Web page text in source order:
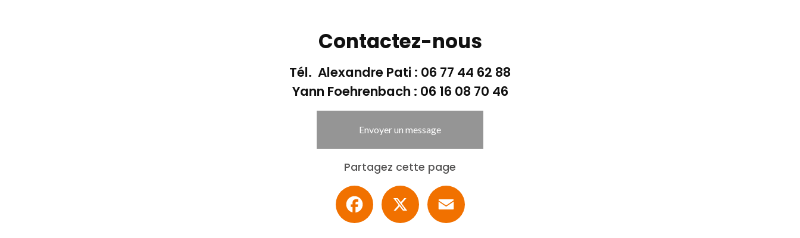
Contactez-nous
Tél. Alexandre Pati : 06 77 44 62 88
Yann Foehrenbach : 06 16 08 70 46
Envoyer un message
Partagez cette page
Facebook